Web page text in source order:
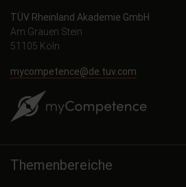
TÜV Rheinland Akademie GmbH
Am Grauen Stein
51105 Köln
mycompetence@de.tuv.com
Themenbereiche